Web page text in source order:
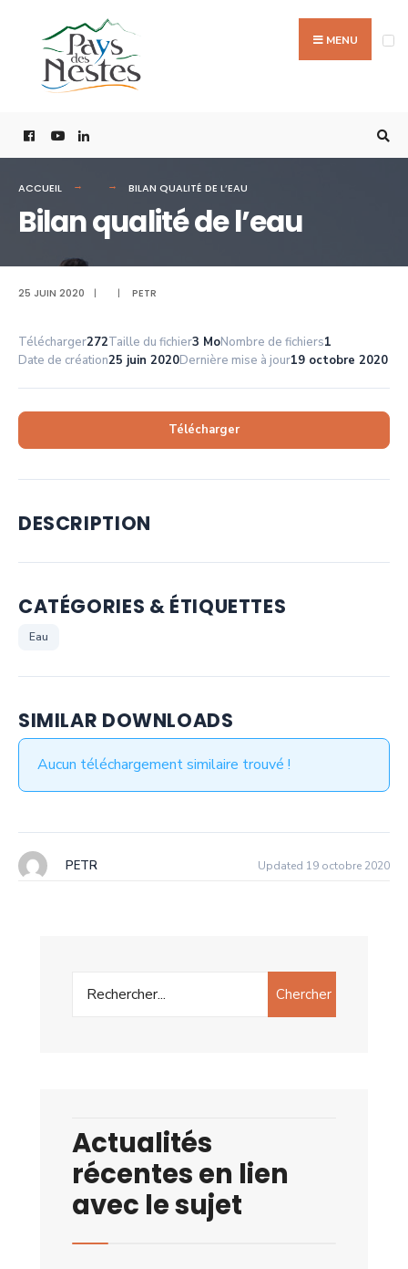
MENU
ACCUEIL BILAN QUALITÉ DE L’EAU
Bilan qualité de l’eau
25 JUIN 2020 | | PETR
Télécharger272Taille du fichier3 MoNombre de fichiers1
Date de création25 juin 2020Dernière mise à jour19 octobre 2020
Télécharger
DESCRIPTION
CATÉGORIES & ÉTIQUETTES
Eau
SIMILAR DOWNLOADS
Aucun téléchargement similaire trouvé !
PETR Updated 19 octobre 2020
Chercher
Actualités
récentes en lien
avec le sujet